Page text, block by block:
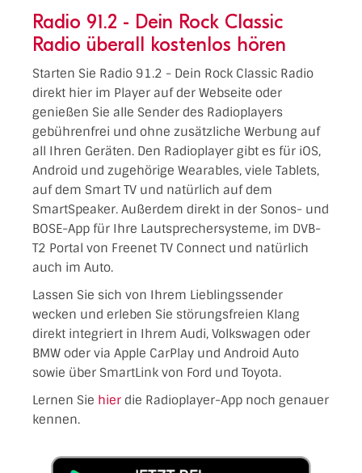
Radio 91.2 - Dein Rock Classic
Radio überall kostenlos hören
Starten Sie Radio 91.2 - Dein Rock Classic Radio
direkt hier im Player auf der Webseite oder
genießen Sie alle Sender des Radioplayers
gebührenfrei und ohne zusätzliche Werbung auf
all Ihren Geräten. Den Radioplayer gibt es für iOS,
Android und zugehörige Wearables, viele Tablets,
auf dem Smart TV und natürlich auf dem
SmartSpeaker. Außerdem direkt in der Sonos- und
BOSE-App für Ihre Lautsprechersysteme, im DVB-
T2 Portal von Freenet TV Connect und natürlich
auch im Auto.
Lassen Sie sich von Ihrem Lieblingssender
wecken und erleben Sie störungsfreien Klang
direkt integriert in Ihrem Audi, Volkswagen oder
BMW oder via Apple CarPlay und Android Auto
sowie über SmartLink von Ford und Toyota.
Lernen Sie hier die Radioplayer-App noch genauer
kennen.